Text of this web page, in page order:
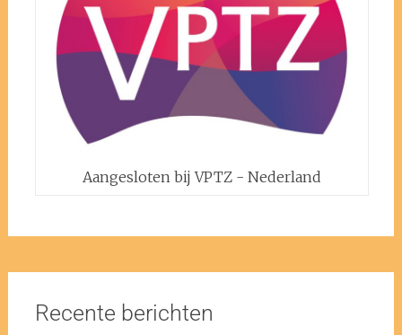
Aangesloten bij VPTZ - Nederland
Recente berichten